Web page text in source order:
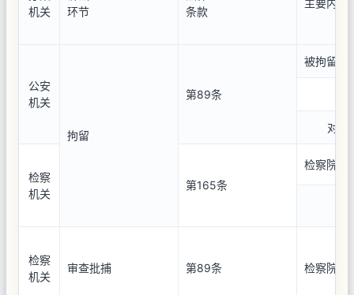
机关
环节
条款
主要内容
公安
机关
拘留
第89条
被拘留人
对于
检察
机关
第165条
检察院对
检察
机关
审查批捕 第89条 检察院提